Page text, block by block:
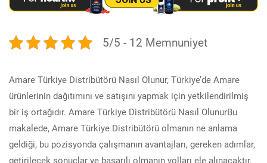
5/5 - 12 Memnuniyet
Amare Türkiye Distribütörü Nasıl Olunur, Türkiye’de Amare
ürünlerinin dağıtımını ve satışını yapmak için yetkilendirilmiş
bir iş ortağıdır. Amare Türkiye Distribütörü Nasıl OlunurBu
makalede, Amare Türkiye Distribütörü olmanın ne anlama
geldiği, bu pozisyonda çalışmanın avantajları, gereken adımlar,
getirilecek sonuçlar ve başarılı olmanın yolları ele alınacaktır.